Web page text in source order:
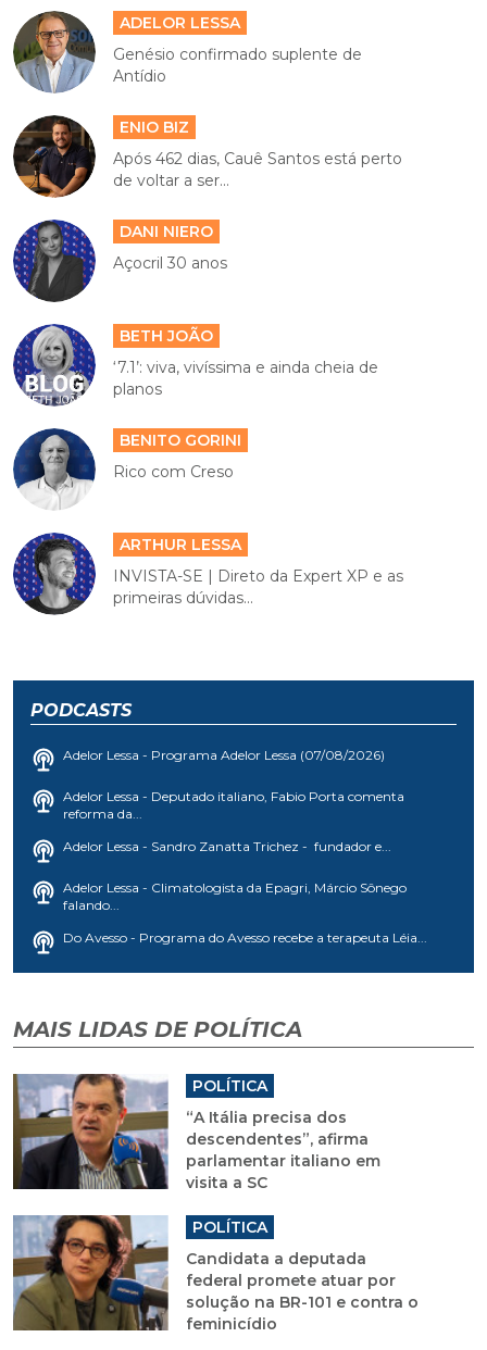
ADELOR LESSA
Genésio confirmado suplente de
Antídio
ENIO BIZ
Após 462 dias, Cauê Santos está perto
de voltar a ser...
DANI NIERO
Açocril 30 anos
BETH JOÃO
‘7.1’: viva, vivíssima e ainda cheia de
planos
BENITO GORINI
Rico com Creso
ARTHUR LESSA
INVISTA-SE | Direto da Expert XP e as
primeiras dúvidas...
PODCASTS
Adelor Lessa - Programa Adelor Lessa (07/08/2026)
Adelor Lessa - Deputado italiano, Fabio Porta comenta
reforma da...
Adelor Lessa - Sandro Zanatta Trichez - fundador e...
Adelor Lessa - Climatologista da Epagri, Márcio Sônego
falando...
Do Avesso - Programa do Avesso recebe a terapeuta Léia...
MAIS LIDAS DE POLÍTICA
POLÍTICA
“A Itália precisa dos
descendentes”, afirma
parlamentar italiano em
visita a SC
POLÍTICA
Candidata a deputada
federal promete atuar por
solução na BR-101 e contra o
feminicídio